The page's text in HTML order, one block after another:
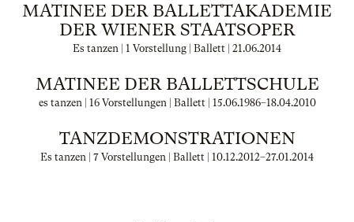
MATINEE DER BALLETTAKADEMIE
DER WIENER STAATSOPER
Es tanzen | 1 Vorstellung | Ballett | 21.06.2014
MATINEE DER BALLETTSCHULE
es tanzen | 16 Vorstellungen | Ballett | 15.06.1986–18.04.2010
TANZDEMONSTRATIONEN
Es tanzen | 7 Vorstellungen | Ballett | 10.12.2012–27.01.2014